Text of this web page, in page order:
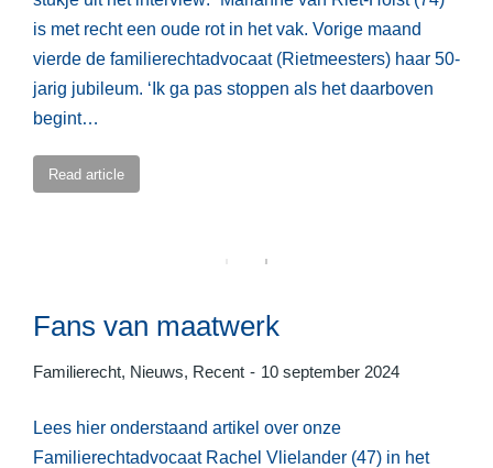
is met recht een oude rot in het vak. Vorige maand
vierde de familierechtadvocaat (Rietmeesters) haar 50-
jarig jubileum. ‘Ik ga pas stoppen als het daarboven
begint…
Read article
Fans van maatwerk
Familierecht, Nieuws, Recent 10 september 2024
Lees hier onderstaand artikel over onze
Familierechtadvocaat Rachel Vlielander (47) in het